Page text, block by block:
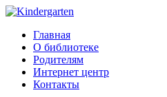
Главная
О библиотеке
Родителям
Интернет центр
Контакты